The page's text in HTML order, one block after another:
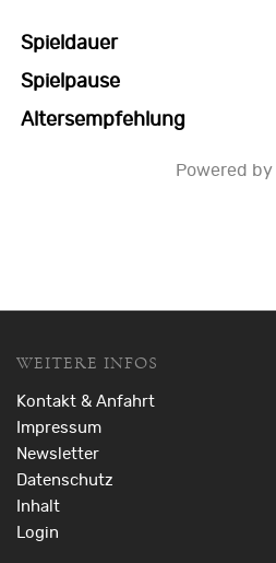
Spieldauer
Spielpause
Altersempfehlung
Powered by
WEITERE INFOS
Kontakt & Anfahrt
Impressum
Newsletter
Datenschutz
Inhalt
Login